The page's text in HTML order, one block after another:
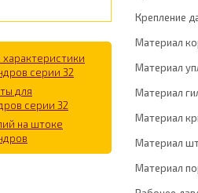
характеристики
серии 32
для
серии 32
на штоке
Крепление
Материал
Материал
Материал
Материал
Материал
Материал